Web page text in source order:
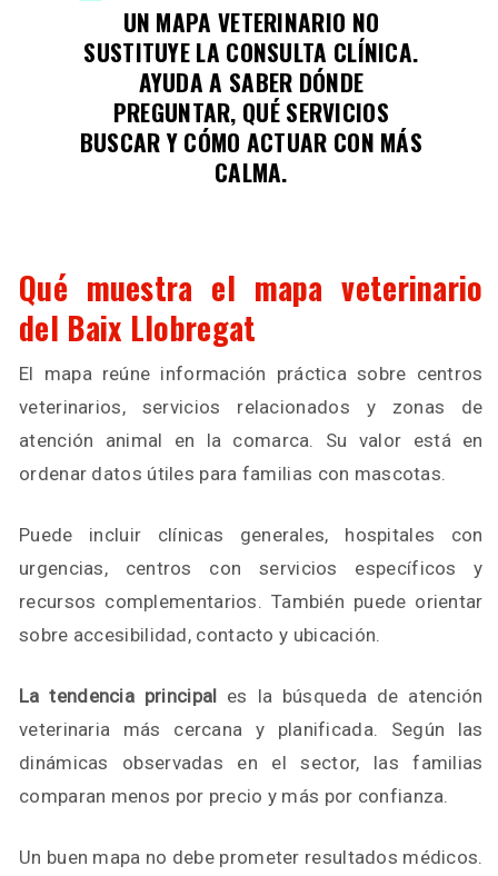
UN MAPA VETERINARIO NO
SUSTITUYE LA CONSULTA CLÍNICA.
AYUDA A SABER DÓNDE
PREGUNTAR, QUÉ SERVICIOS
BUSCAR Y CÓMO ACTUAR CON MÁS
CALMA.
Qué muestra el mapa veterinario
del Baix Llobregat
El mapa reúne información práctica sobre centros
veterinarios, servicios relacionados y zonas de
atención animal en la comarca. Su valor está en
ordenar datos útiles para familias con mascotas.
Puede incluir clínicas generales, hospitales con
urgencias, centros con servicios específicos y
recursos complementarios. También puede orientar
sobre accesibilidad, contacto y ubicación.
La tendencia principal es la búsqueda de atención
veterinaria más cercana y planificada. Según las
dinámicas observadas en el sector, las familias
comparan menos por precio y más por confianza.
Un buen mapa no debe prometer resultados médicos.